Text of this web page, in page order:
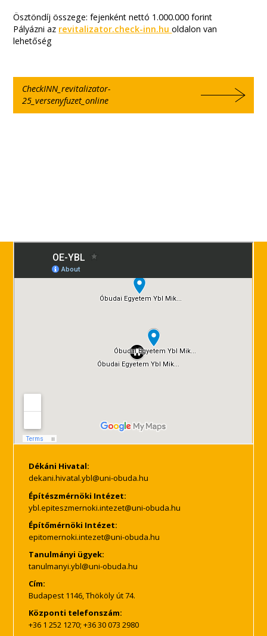
Ösztöndíj összege: fejenként nettó 1.000.000 forint
Pályázni az revitalizator.check-inn.huoldalon van
lehetőség
CheckINN_revitalizator-
25_versenyfuzet_online
Dékáni Hivatal:
Építészmérnöki Intézet:
Építőmérnöki Intézet:
Tanulmányi ügyek:
Cím:
Budapest 1146, Thököly út 74.
Központi telefonszám:
+36 1 252 1270; +36 30 073 2980